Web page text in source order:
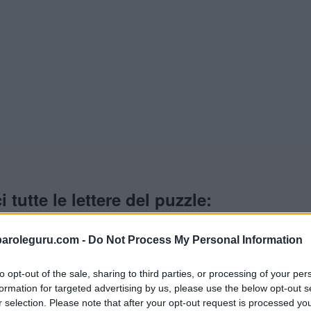
- Do Not Process My Personal Information
opt-out of the sale, sharing to third parties, or processing of your
for targeted advertising by us, please use the below opt-out
selection. Please note that after your opt-out request is processed
tutte le lettere del puzzle:
quindi ho generato un elenco di parole che potrebbero